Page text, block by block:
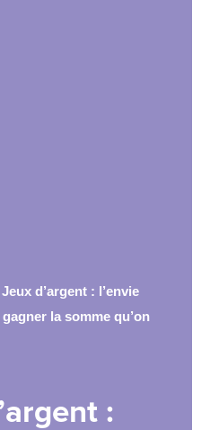
Jeux d’argent : l’envie
la somme qu’on
: